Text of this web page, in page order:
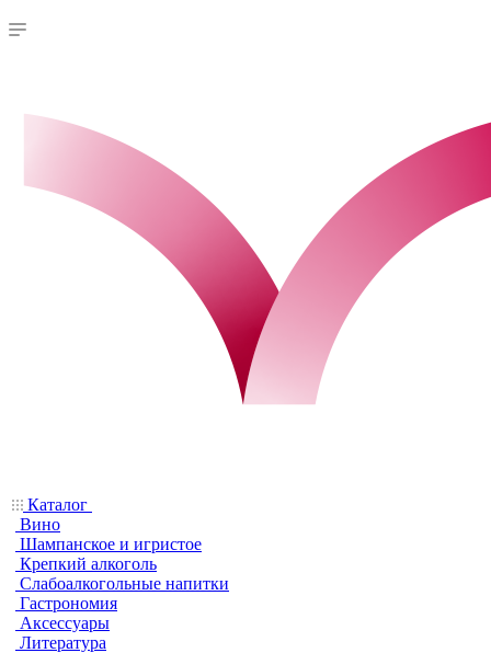
Каталог
Вино
Шампанское и игристое
Крепкий алкоголь
Слабоалкогольные напитки
Гастрономия
Аксессуары
Литература